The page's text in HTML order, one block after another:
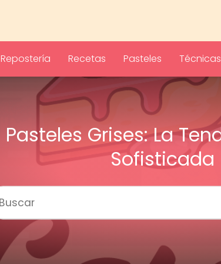
Repostería Recetas Pasteles Técnicas
Pasteles Grises: La
Sofisticada